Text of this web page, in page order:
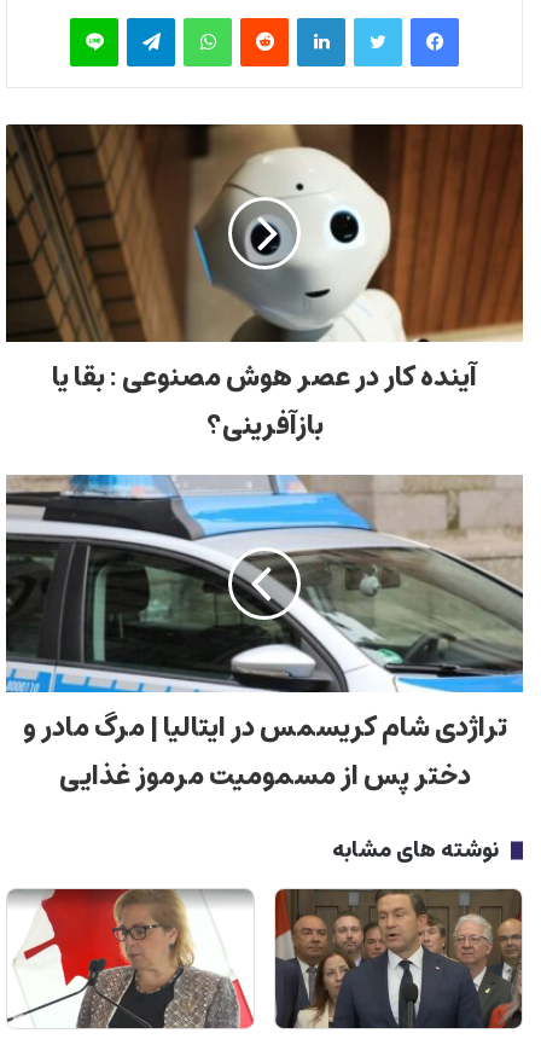
فیس بوک توییتر لینکدین‫رددیت واتس آپ تلگرام لاین
آینده کار در عصر هوش مصنوعی : بقا یا
بازآفرینی؟
تراژدی شام کریسمس در ایتالیا | مرگ مادر و
دختر پس از مسمومیت مرموز غذایی
نوشته های مشابه